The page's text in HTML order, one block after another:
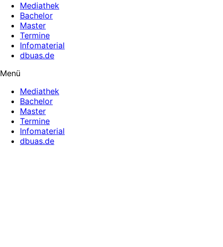
Mediathek
Bachelor
Master
Termine
Infomaterial
dbuas.de
Menü
Mediathek
Bachelor
Master
Termine
Infomaterial
dbuas.de